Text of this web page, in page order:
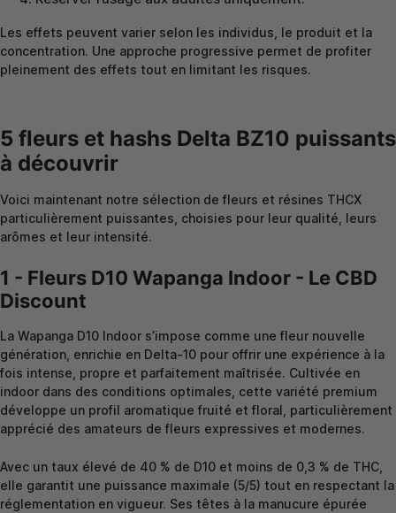
Les effets peuvent varier selon les individus, le produit et la
concentration. Une approche progressive permet de profiter
pleinement des effets tout en limitant les risques.
5 fleurs et hashs Delta BZ10 puissants
à découvrir
Voici maintenant notre sélection de fleurs et résines THCX
particulièrement puissantes, choisies pour leur qualité, leurs
arômes et leur intensité.
1 - Fleurs D10 Wapanga Indoor - Le CBD
Discount
La Wapanga D10 Indoor s’impose comme une fleur nouvelle
génération, enrichie en Delta-10 pour offrir une expérience à la
fois intense, propre et parfaitement maîtrisée. Cultivée en
indoor dans des conditions optimales, cette variété premium
développe un profil aromatique fruité et floral, particulièrement
apprécié des amateurs de fleurs expressives et modernes.
Avec un taux élevé de 40 % de D10 et moins de 0,3 % de THC,
elle garantit une puissance maximale (5/5) tout en respectant la
réglementation en vigueur. Ses têtes à la manucure épurée